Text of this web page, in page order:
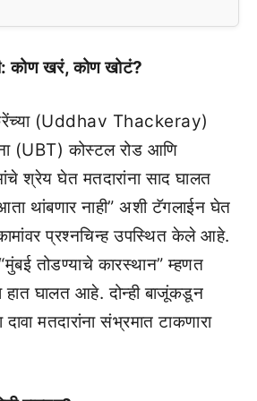
कोण खरं, कोण खोटं?
(Uddhav Thackeray)
(UBT) कोस्टल रोड आणि
श्रेय घेत मतदारांना साद घालत
थांबणार नाही” अशी टॅगलाईन घेत
प्रश्नचिन्ह उपस्थित केले आहे.
तोडण्याचे कारस्थान” म्हणत
हात घालत आहे. दोन्ही बाजूंकडून
दावा मतदारांना संभ्रमात टाकणारा